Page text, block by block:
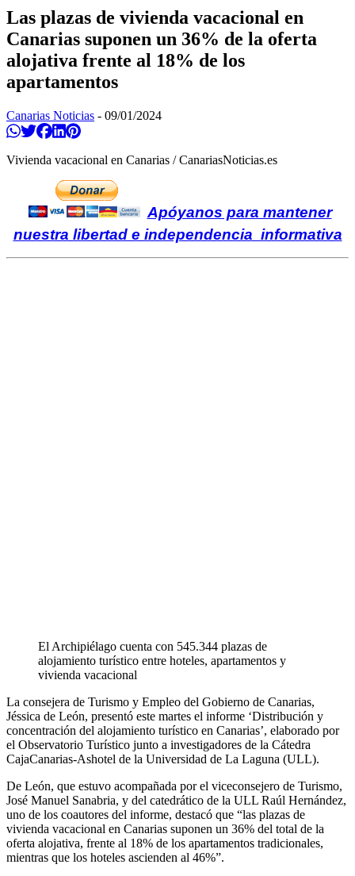
Las plazas de vivienda vacacional en
Canarias suponen un 36% de la oferta
alojativa frente al 18% de los
apartamentos
Canarias Noticias - 09/01/2024
Compartir en Whatsapp
Twittear
Compartir en Facebook
Compartir en Linkedin
Compartir en Pinterest
Vivienda vacacional en Canarias / CanariasNoticias.es
Apóyanos para mantener
nuestra libertad e independencia informativa
El Archipiélago cuenta con 545.344 plazas de
alojamiento turístico entre hoteles, apartamentos y
vivienda vacacional
La consejera de Turismo y Empleo del Gobierno de Canarias,
Jéssica de León, presentó este martes el informe ‘Distribución y
concentración del alojamiento turístico en Canarias’, elaborado por
el Observatorio Turístico junto a investigadores de la Cátedra
CajaCanarias-Ashotel de la Universidad de La Laguna (ULL).
De León, que estuvo acompañada por el viceconsejero de Turismo,
José Manuel Sanabria, y del catedrático de la ULL Raúl Hernández,
uno de los coautores del informe, destacó que “las plazas de
vivienda vacacional en Canarias suponen un 36% del total de la
oferta alojativa, frente al 18% de los apartamentos tradicionales,
mientras que los hoteles ascienden al 46%”.